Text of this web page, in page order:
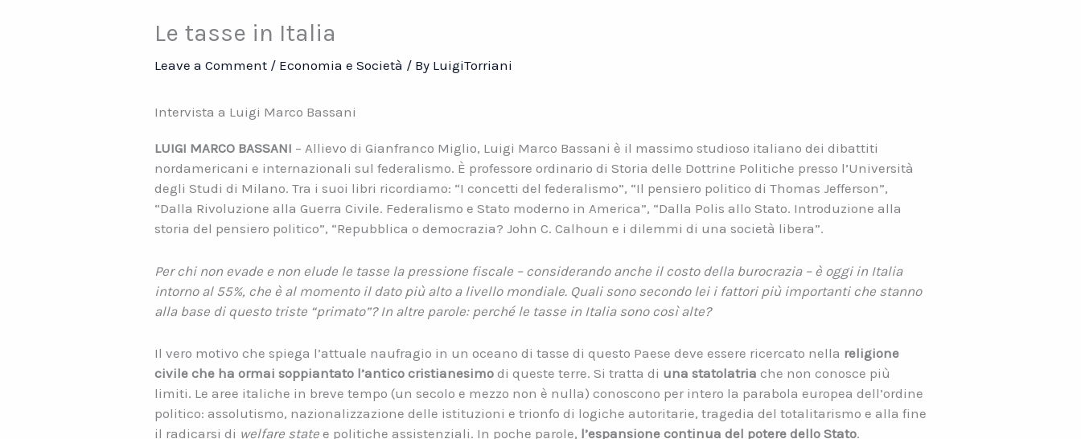
Le tasse in Italia
Leave a Comment / Economia e Società / By LuigiTorriani
Intervista a Luigi Marco Bassani
LUIGI MARCO BASSANI – Allievo di Gianfranco Miglio, Luigi Marco Bassani è il massimo studioso italiano dei dibattiti
nordamericani e internazionali sul federalismo. È professore ordinario di Storia delle Dottrine Politiche presso l’Università
degli Studi di Milano. Tra i suoi libri ricordiamo: “I concetti del federalismo”, “Il pensiero politico di Thomas Jefferson”,
“Dalla Rivoluzione alla Guerra Civile. Federalismo e Stato moderno in America”, “Dalla Polis allo Stato. Introduzione alla
storia del pensiero politico”, “Repubblica o democrazia? John C. Calhoun e i dilemmi di una società libera”.
Per chi non evade e non elude le tasse la pressione fiscale – considerando anche il costo della burocrazia – è oggi in Italia
intorno al 55%, che è al momento il dato più alto a livello mondiale. Quali sono secondo lei i fattori più importanti che stanno
alla base di questo triste “primato”? In altre parole: perché le tasse in Italia sono così alte?
Il vero motivo che spiega l’attuale naufragio in un oceano di tasse di questo Paese deve essere ricercato nella religione
civile che ha ormai soppiantato l’antico cristianesimo di queste terre. Si tratta di una statolatria che non conosce più
limiti. Le aree italiche in breve tempo (un secolo e mezzo non è nulla) conoscono per intero la parabola europea dell’ordine
politico: assolutismo, nazionalizzazione delle istituzioni e trionfo di logiche autoritarie, tragedia del totalitarismo e alla fine
il radicarsi di welfare state e politiche assistenziali. In poche parole, l’espansione continua del potere dello Stato.